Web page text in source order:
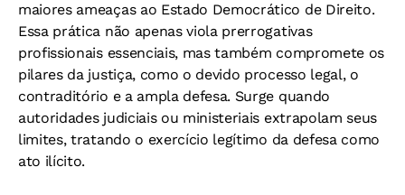
maiores ameaças ao Estado Democrático de Direito.
Essa prática não apenas viola prerrogativas
profissionais essenciais, mas também compromete os
pilares da justiça, como o devido processo legal, o
contraditório e a ampla defesa. Surge quando
autoridades judiciais ou ministeriais extrapolam seus
limites, tratando o exercício legítimo da defesa como
ato ilícito.